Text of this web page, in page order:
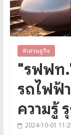
#เศรษฐกิจ
"รฟฟท
รถไฟฟ้
ความรู้
2024-10-01